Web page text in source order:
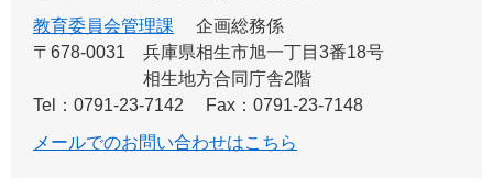
教育委員会管理課
企画総務係
〒678-0031
兵庫県相生市旭一丁目3番18号
相生地方合同庁舎2階
Tel：0791-23-7142
Fax：0791-23-7148
メールでのお問い合わせはこちら